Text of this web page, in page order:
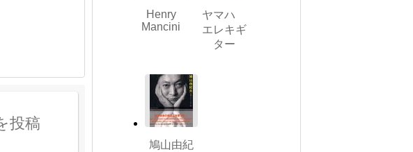
投稿
Henry
Mancini
ヤマハ
エレキギ
ター
鳩山由紀